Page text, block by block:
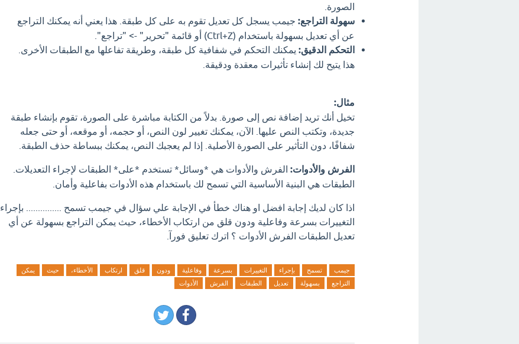
الصورة.
سهولة التراجع: جيمب يسجل كل تعديل تقوم به على كل طبقة. هذا يعني أنه يمكنك التراجع
عن أي تعديل بسهولة باستخدام (Ctrl+Z) أو قائمة "تحرير" -> "تراجع".
التحكم الدقيق: يمكنك التحكم في شفافية كل طبقة، وطريقة تفاعلها مع الطبقات الأخرى.
هذا يتيح لك إنشاء تأثيرات معقدة ودقيقة.
مثال:
تخيل أنك تريد إضافة نص إلى صورة. بدلاً من الكتابة مباشرة على الصورة، تقوم بإنشاء طبقة
جديدة، وتكتب النص عليها. الآن، يمكنك تغيير لون النص، أو حجمه، أو موقعه، أو حتى جعله
شفافًا، دون التأثير على الصورة الأصلية. إذا لم يعجبك النص، يمكنك ببساطة حذف الطبقة.
الفرش والأدوات: الفرش والأدوات هي *وسائل* تستخدم *على* الطبقات لإجراء التعديلات.
الطبقات هي البنية الأساسية التي تسمح لك باستخدام هذه الأدوات بفاعلية وأمان.
اذا كان لديك إجابة افضل او هناك خطأ في الإجابة علي سؤال في جيمب تسمح ............... بإجراء
التغييرات بسرعة وفاعلية ودون قلق من ارتكاب الأخطاء، حيث يمكن التراجع بسهولة عن أي
تعديل الطبقات الفرش الأدوات ؟ اترك تعليق فورآ.
جيمب تسمح بإجراء التغييرات بسرعة وفاعلية ودون قلق ارتكاب الأخطاء، حيث
يمكن
التراجع
بسهولة تعديل الطبقات الفرش الأدوات